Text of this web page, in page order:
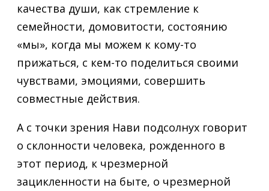
качества души, как стремление к
семейности, домовитости, состоянию
«мы», когда мы можем к кому-то
прижаться, с кем-то поделиться своими
чувствами, эмоциями, совершить
совместные действия.
А с точки зрения Нави подсолнух говорит
о склонности человека, рожденного в
этот период, к чрезмерной
зацикленности на быте, о чрезмерной